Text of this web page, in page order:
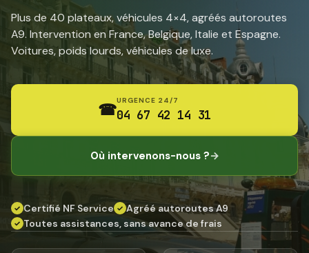
Plus de 40 plateaux, véhicules 4×4, agréés autoroutes
A9. Intervention en France, Belgique, Italie et Espagne.
Voitures, poids lourds, véhicules de luxe.
☎URGENCE 24/7
04 67 42 14 31
Où intervenons-nous ?→
✓ Certifié NF Service ✓ Agréé autoroutes A9
✓ Toutes assistances, sans avance de frais